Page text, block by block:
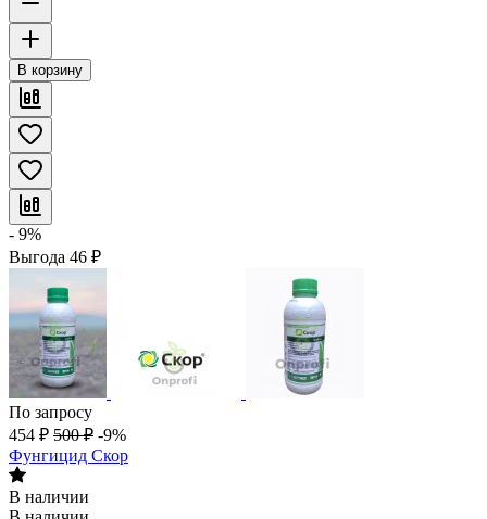
В корзину
- 9%
Выгода 46 ₽
По запросу
454 ₽ 500 ₽ -9%
Фунгицид Скор
В наличии